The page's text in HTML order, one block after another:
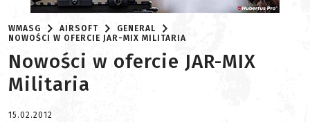
WMASG AIRSOFT
GENERAL
NOWOŚCI W OFERCIE JAR-MIX MILITARIA
Nowości w ofercie JAR-MIX
Militaria
15.02.2012